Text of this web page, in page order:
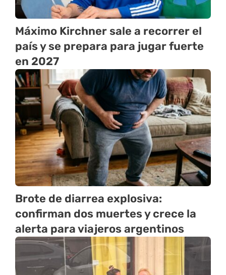
Máximo Kirchner sale a recorrer el
país y se prepara para jugar fuerte
en 2027
Brote de diarrea explosiva:
confirman dos muertes y crece la
alerta para viajeros argentinos